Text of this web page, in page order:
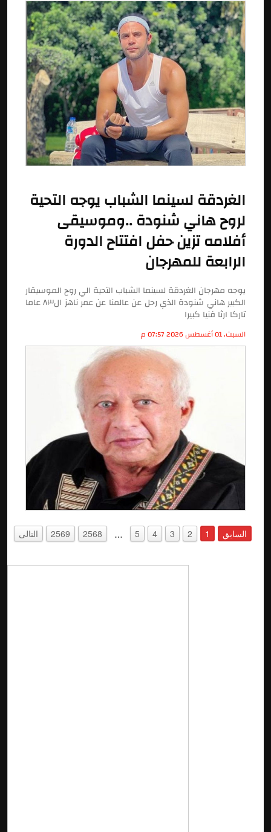
الغردقة لسينما الشباب يوجه التحية
لروح هاني شنودة ..وموسيقى
أفلامه تزين حفل افتتاح الدورة
الرابعة للمهرجان
يوجه مهرجان الغردقة لسينما الشباب التحية الي روح الموسيقار
الكبير هاني شنودة الذي رحل عن عالمنا عن عمر ناهز ال٨٣ عاما
تاركا ارثا فنيا كبيرا
السبت, 01 أغسطس 2026 07:57 م
السابق 1
2
3
4
5
…
2568
2569 التالى